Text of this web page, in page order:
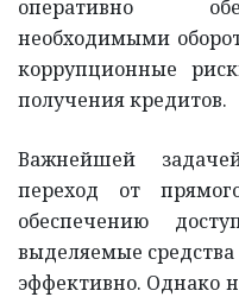
оперативно
необходимыми
коррупционные
получения кредитов.
Важнейшей
переход от
обеспечению
выделяемые
эффективно. Однако